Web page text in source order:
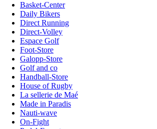
Basket-Center
Daily Bikers
Direct Running
Direct-Volley
Espace Golf
Foot-Store
Galopp-Store
Golf and co
Handball-Store
House of Rugby
La sellerie de Maé
Made in Paradis
Nauti-wave
On-Fight